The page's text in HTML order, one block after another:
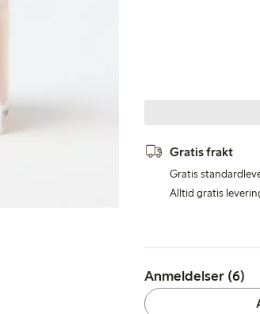
Gratis frakt
Gratis
Alltid gratis
Anmeldelser (6)